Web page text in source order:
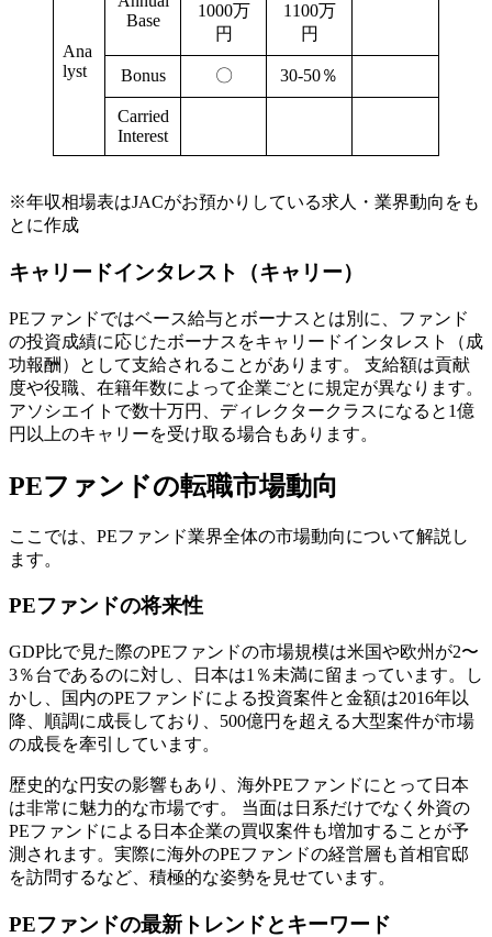
Ana
lyst
Base
1000万
円
1100万
円
Bonus 〇 30-50％
Carried
Interest
※年収相場表はJACがお預かりしている求人・業界動向をも
とに作成
キャリードインタレスト（キャリー）
PEファンドではベース給与とボーナスとは別に、ファンド
の投資成績に応じたボーナスをキャリードインタレスト（成
功報酬）として支給されることがあります。 支給額は貢献
度や役職、在籍年数によって企業ごとに規定が異なります。
アソシエイトで数十万円、ディレクタークラスになると1億
円以上のキャリーを受け取る場合もあります。
PEファンドの転職市場動向
ここでは、PEファンド業界全体の市場動向について解説し
ます。
PEファンドの将来性
GDP比で見た際のPEファンドの市場規模は米国や欧州が2〜
3％台であるのに対し、日本は1％未満に留まっています。し
かし、国内のPEファンドによる投資案件と金額は2016年以
降、順調に成長しており、500億円を超える大型案件が市場
の成長を牽引しています。
歴史的な円安の影響もあり、海外PEファンドにとって日本
は非常に魅力的な市場です。 当面は日系だけでなく外資の
PEファンドによる日本企業の買収案件も増加することが予
測されます。実際に海外のPEファンドの経営層も首相官邸
を訪問するなど、積極的な姿勢を見せています。
PEファンドの最新トレンドとキーワード